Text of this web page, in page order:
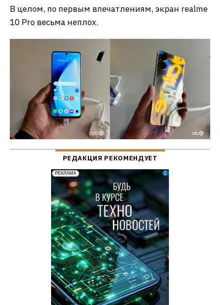
В целом, по первым впечатлениям, экран realme
10 Pro весьма неплох.